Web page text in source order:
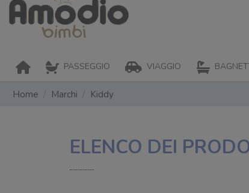
PASSEGGIO VIAGGIO
Home Marchi Kiddy
ELENCO DEI